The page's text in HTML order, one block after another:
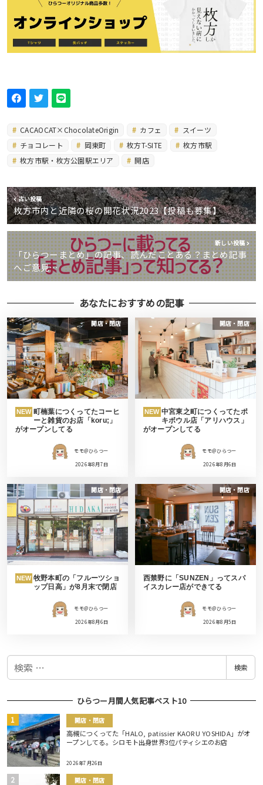
CACAOCAT×ChocolateOrigin カフェ
スイーツ
チョコレート
岡東町 枚方T-SITE
枚方市駅
枚方市駅・枚方公園駅エリア
開店
古い投稿
枚方市内と近隣の桜の開花状況2023【投稿も募集】
新しい投稿
「ひらつーまとめ」の記事、読んだことある？まとめ記事
へご意見…
あなたにおすすめの記事
開店・閉店
NEW 町楠葉につくってたコーヒ
ーと雑貨のお店「koru;」
がオープンしてる
モモ＠ひらつー
2026年8月7日
開店・閉店
NEW 中宮東之町につくってたポ
キボウル店「アリハウス」
がオープンしてる
モモ＠ひらつー
2026年8月6日
開店・閉店
NEW 牧野本町の「フルーツショ
ップ日高」が8月末で閉店
モモ＠ひらつー
2026年8月6日
開店・閉店
西禁野に「SUNZEN」ってスパ
イスカレー店ができてる
モモ＠ひらつー
2026年8月5日
検
検索
ひらつー月間人気記事ベスト10
開店・閉店
高槻につくってた「HALO, patissier KAORU YOSHIDA」がオ
ープンしてる。シロモト出身世界3位パティシエのお店
2026年7月26日
開店・閉店